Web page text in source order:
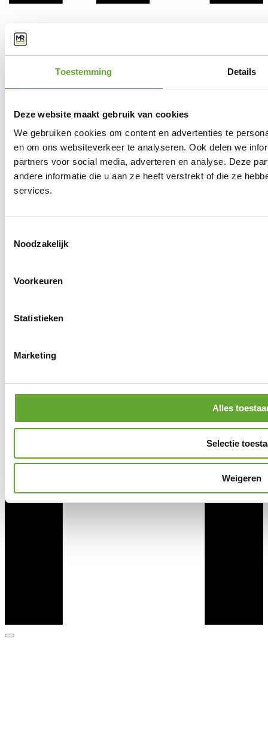
Toestemming Details
Deze website maakt gebruik van cookies
We gebruiken cookies om content en advertenties te
en om ons websiteverkeer te analyseren. Ook delen we
partners voor social media, adverteren en analyse. Deze
andere informatie die u aan ze heeft verstrekt of die ze
services.
Noodzakelijk
Voorkeuren
Statistieken
Marketing
Alles
Selectie
Weigeren